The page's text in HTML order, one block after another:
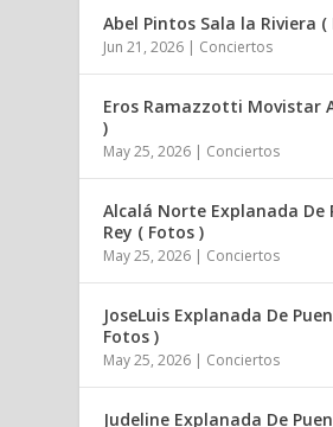
Abel Pintos Sala la Riviera (
Jun 21, 2026 | Conciertos
Eros Ramazzotti Movistar
)
May 25, 2026 | Conciertos
Alcalá Norte Explanada De
Rey ( Fotos )
May 25, 2026 | Conciertos
JoseLuis Explanada De
Fotos )
May 25, 2026 | Conciertos
Judeline Explanada De